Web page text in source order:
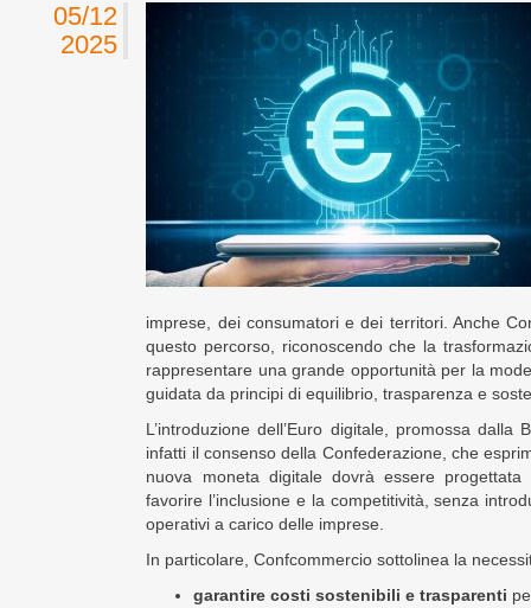
05/12
2025
imprese, dei consumatori e dei territori. Anche
questo percorso, riconoscendo che la
rappresentare una grande opportunità per la
guidata da principi di equilibrio, trasparenza e
L’introduzione dell’Euro digitale, promossa dalla
infatti il consenso della Confederazione, che
nuova moneta digitale dovrà essere
favorire l’inclusione e la competitività, senza
operativi a carico delle imprese.
In particolare, Confcommercio sottolinea la
garantire costi sostenibili e trasparenti